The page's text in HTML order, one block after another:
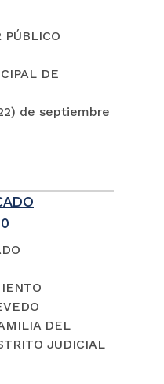
PÚBLICO
DE
de septiembre
DEL
JUDICIAL